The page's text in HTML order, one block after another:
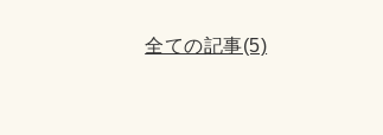
全ての記事(5)